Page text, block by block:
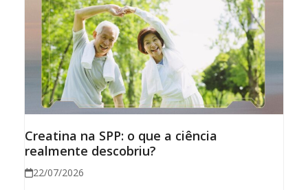
Creatina na SPP: o que a ciência
realmente descobriu?
22/07/2026